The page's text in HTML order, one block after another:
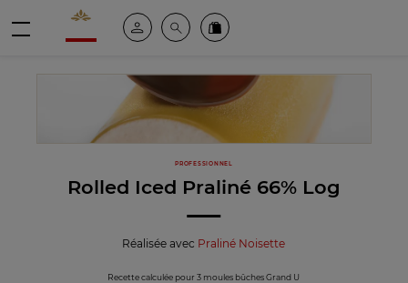
Valrhona - Imaginons le meilleur du chocolat
Espace clientRechercheCommandez en ligne
PROFESSIONNEL
Rolled Iced Praliné 66% Log
Réalisée avec Praliné Noisette
Recette calculée pour 3 moules bûches Grand U